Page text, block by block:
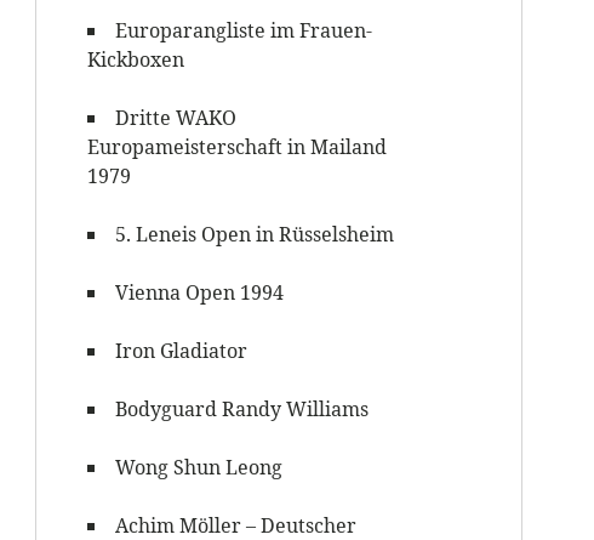
Europarangliste im Frauen-
Kickboxen
Dritte WAKO
Europameisterschaft in Mailand
1979
5. Leneis Open in Rüsselsheim
Vienna Open 1994
Iron Gladiator
Bodyguard Randy Williams
Wong Shun Leong
Achim Möller – Deutscher